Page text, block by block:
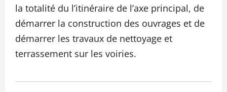
la totalité du l’itinéraire de l’axe principal, de
démarrer la construction des ouvrages et de
démarrer les travaux de nettoyage et
terrassement sur les voiries.